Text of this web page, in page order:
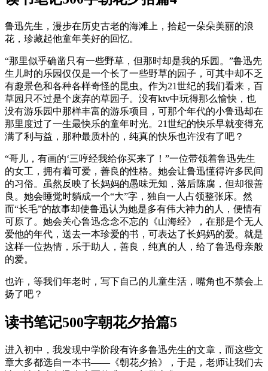
鲁迅先生，漫步在历史古老的海滩上，拾起一朵朵美丽的浪
花，珍藏起他童年美好的回忆。
“那里似乎确凿只有一些野草，但那时却是我的乐园。”鲁迅先
生儿时的乐园仅仅是一个长了一些野草的园子，可其中却不乏
有趣景色和各种各样奇怪的昆虫。作为21世纪的我们看来，百
草园只不过是个废弃的草园子。没有ktv中玩得那么愉快，也
没有游乐园中那样丰富的游乐项目，可那个年代的小鲁迅却在
那里度过了一生最快乐的童年时光。21世纪的快乐早就变得充
满了利与益，那种最质朴的，纯真的快乐也许没有了吧？
“哥儿，有画的‘三哼经我给你买来了！”一位带领着鲁迅先生
的女工，拥有着可爱，善良的性格。她会让鲁迅懂得许多民间
的习俗。虽然反映了长妈妈的愚味无知，落后陈腐，但却很善
良。她会睡觉时躺成一个“大”字，独自一人占领整张床。然
而“长毛”的故事却使鲁迅认为她是多有伟大神力的人，便情有
可原了。她会关心鲁迅念念不忘的《山海经》，在那是个无人
爱他的年代，送去一本珍爱的书，可表达了长妈妈的爱。就是
这样一位热情，乐于助人，善良，纯真的人，给了鲁迅母亲般
的爱。
也许，等我们年老时，写下自己的儿童生活，嘴角也不禁会上
扬了吧？
读书笔记500字朝花夕拾篇5
进入初中，我发现中学阶段有许多鲁迅先生的文章，而这些文
章大多都选自一本书——《朝花夕拾》，于是，老师让我们去